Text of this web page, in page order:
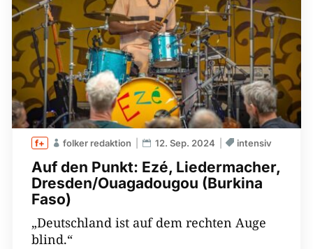
Auf den Punkt: Ezé, Liedermacher,
Dresden/Ouagadougou (Burkina
Faso)
folker redaktion 12. Sep. 2024 intensiv
„Deutschland ist auf dem rechten Auge
blind.“